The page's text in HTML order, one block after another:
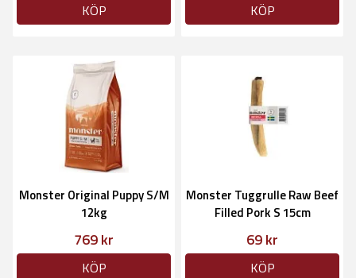
KÖP KÖP
Monster Original Puppy S/M
12kg
769 kr
KÖP
Monster Tuggrulle Raw Beef
Filled Pork S 15cm
69 kr
KÖP